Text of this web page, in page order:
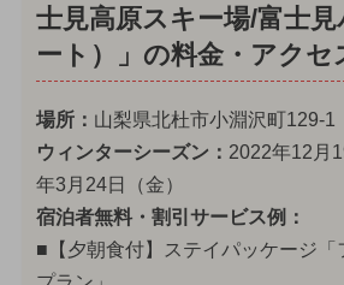
士見高原スキー場/富士
ート）」の料金・アクセ
場所： 山梨県北杜市小淵沢町129-1
ウィンターシーズン： 2022年12月
年3月24日（金）
宿泊者無料・割引サービス例：
■【夕朝食付】ステイパッケージ「